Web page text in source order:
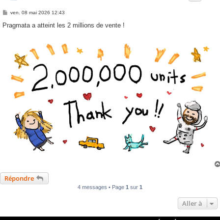
M
s
ven. 08 mai 2026 12:43
Pragmata a atteint les 2 millions de vente !
Répondre
4 messages • Page 1 sur 1
Aller à